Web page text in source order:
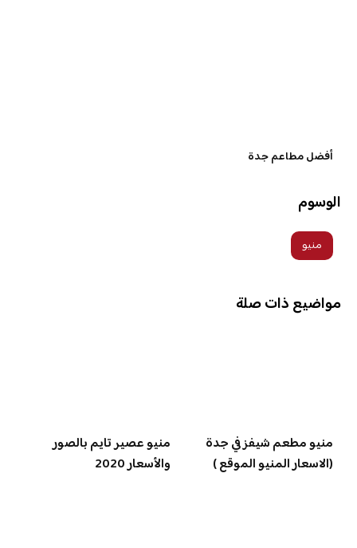
أفضل مطاعم جدة
الوسوم
منيو
مواضيع ذات صلة
منيو مطعم شيفز في جدة
(الاسعار المنيو الموقع )
منيو عصير تايم بالصور
والأسعار 2020